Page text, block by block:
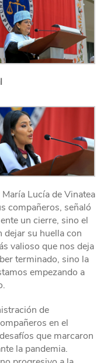
Lucía de Vinatea
compañeros, señaló
un cierre, sino el
dejar su huella con
valioso que nos deja
terminado, sino la
empezando a
de
en el
que marcaron
la pandemia.